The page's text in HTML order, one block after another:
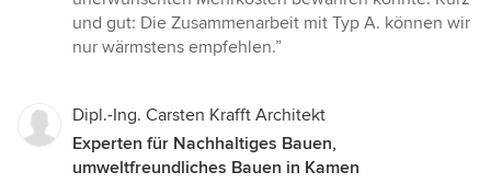
und gut: Die Zusammenarbeit mit Typ A. können wir
nur wärmstens empfehlen.”
Dipl.-Ing. Carsten Krafft Architekt
Experten für Nachhaltiges Bauen,
umweltfreundliches Bauen in Kamen